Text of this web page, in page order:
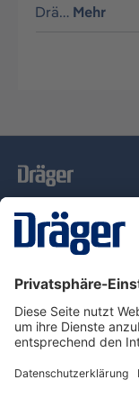
Drä… Mehr
Dräger Austria
Über Dräger
Informationen